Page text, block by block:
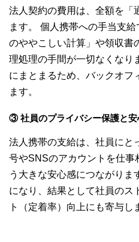
法人契約の費用は、全額を「
ます。 個人携帯への手当支
のややこしい計算」や領収書
理処理の手間が一切なくなり
にまとまるため、バックオフ
ます。
③ 社員のプライバシー保護と安
法人携帯の支給は、社員にと
号やSNSのアカウントを仕事
う大きな安心感につながりま
になり、結果として社員のス
ト（定着率）向上にも寄与し